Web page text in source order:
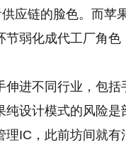
应链的脸色。而苹
弱化成代工厂角
进不同行业，包括
设计模式的风险
IC，此前坊间就